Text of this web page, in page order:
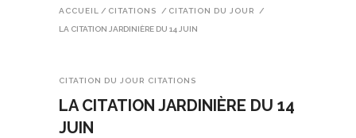
ACCUEIL / CITATIONS / CITATION DU JOUR /
LA CITATION JARDINIÈRE DU 14 JUIN
CITATION DU JOUR CITATIONS
LA CITATION JARDINIÈRE DU 14
JUIN